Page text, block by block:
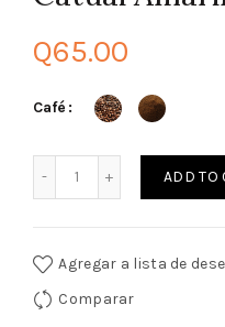
Q65.00
Café
ADD TO
Agregar a lista de
Comparar